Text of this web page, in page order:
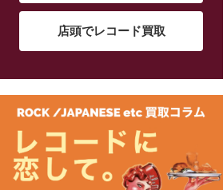
店頭でレコード買取